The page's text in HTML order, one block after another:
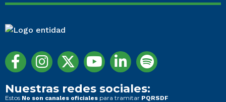
Nuestras redes sociales:
Estos No son canales oficiales para tramitar PQRSDF